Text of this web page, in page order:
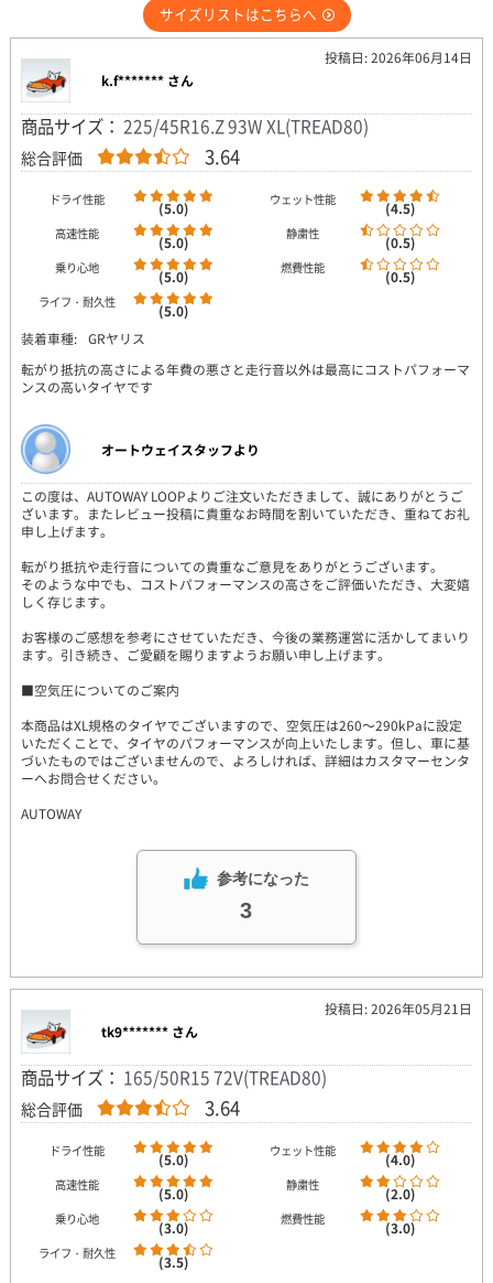
サイズリストはこちらへ
投稿日: 2026年06月14日
k.f******* さん
商品サイズ： 225/45R16.Z 93W XL(TREAD80)
総合評価 3.64
ドライ性能 (5.0) ウェット性能 (4.5)
高速性能 (5.0) 静粛性 (0.5)
乗り心地 (5.0) 燃費性能 (0.5)
ライフ・耐久性
(5.0)
装着車種: GRヤリス
転がり抵抗の高さによる年費の悪さと走行音以外は最高にコストパフォーマ
ンスの高いタイヤです
オートウェイスタッフより
この度は、AUTOWAY LOOPよりご注文いただきまして、誠にありがとうご
ざいます。またレビュー投稿に貴重なお時間を割いていただき、重ねてお礼
申し上げます。
転がり抵抗や走行音についての貴重なご意見をありがとうございます。
そのような中でも、コストパフォーマンスの高さをご評価いただき、大変嬉
しく存じます。
お客様のご感想を参考にさせていただき、今後の業務運営に活かしてまいり
ます。引き続き、ご愛顧を賜りますようお願い申し上げます。
■空気圧についてのご案内
本商品はXL規格のタイヤでございますので、空気圧は260～290kPaに設定
いただくことで、タイヤのパフォーマンスが向上いたします。但し、車に基
づいたものではございませんので、よろしければ、詳細はカスタマーセンタ
ーへお問合せください。
AUTOWAY
参考になった
3
投稿日: 2026年05月21日
tk9******* さん
商品サイズ： 165/50R15 72V(TREAD80)
総合評価 3.64
ドライ性能 (5.0) ウェット性能 (4.0)
高速性能 (5.0) 静粛性 (2.0)
乗り心地 (3.0) 燃費性能 (3.0)
ライフ・耐久性
(3.5)